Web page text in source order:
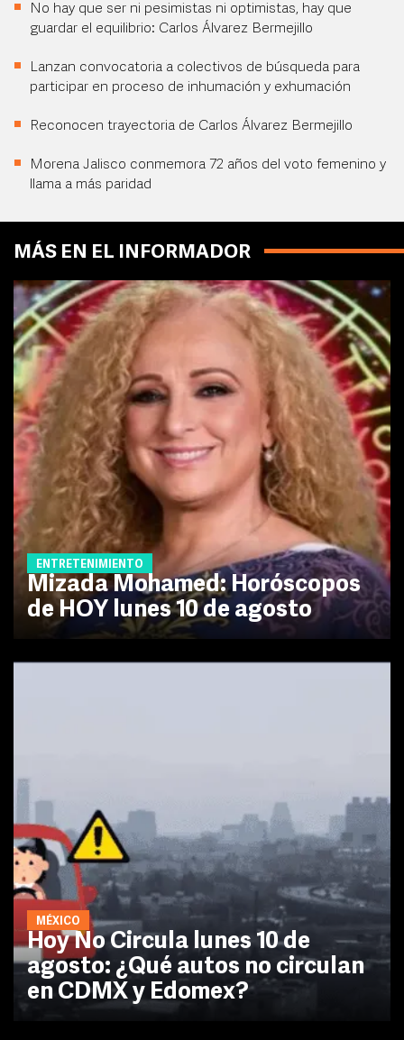
No hay que ser ni pesimistas ni optimistas, hay que
guardar el equilibrio: Carlos Álvarez Bermejillo
Lanzan convocatoria a colectivos de búsqueda para
participar en proceso de inhumación y exhumación
Reconocen trayectoria de Carlos Álvarez Bermejillo
Morena Jalisco conmemora 72 años del voto femenino y
llama a más paridad
MÁS EN EL INFORMADOR
ENTRETENIMIENTO
Mizada Mohamed: Horóscopos
de HOY lunes 10 de agosto
MÉXICO
Hoy No Circula lunes 10 de
agosto: ¿Qué autos no circulan
en CDMX y Edomex?